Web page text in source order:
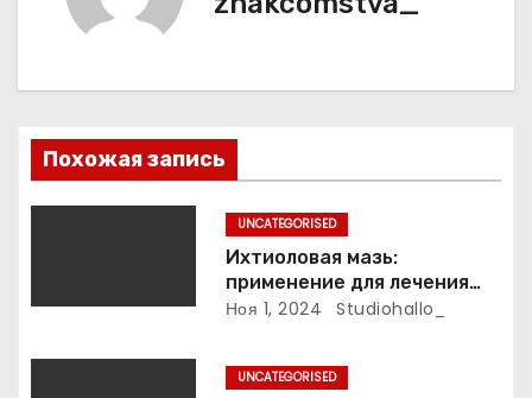
я
п
о
Похожая запись
UNCATEGORISED
Ихтиоловая мазь:
применение для лечения
фурункулов
Ноя 1, 2024 Studiohallo_
UNCATEGORISED